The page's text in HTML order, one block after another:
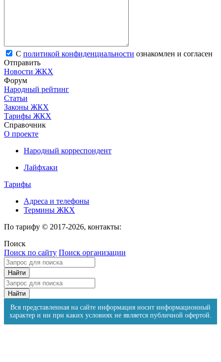
С политикой конфиденциальности ознакомлен и согласен
Отправить
Новости ЖКХ
Форум
Народный рейтинг
Статьи
Законы ЖКХ
Тарифы ЖКХ
Справочник
О проекте
Народный корреспондент
Лайфхаки
Тарифы
Адреса и телефоны
Термины ЖКХ
По тарифу © 2017-2026, контакты:
Поиск
Поиск по сайту Поиск организации
Вся представленная на сайте информация носит информационный
характер и ни при каких условиях не является публичной офертой.